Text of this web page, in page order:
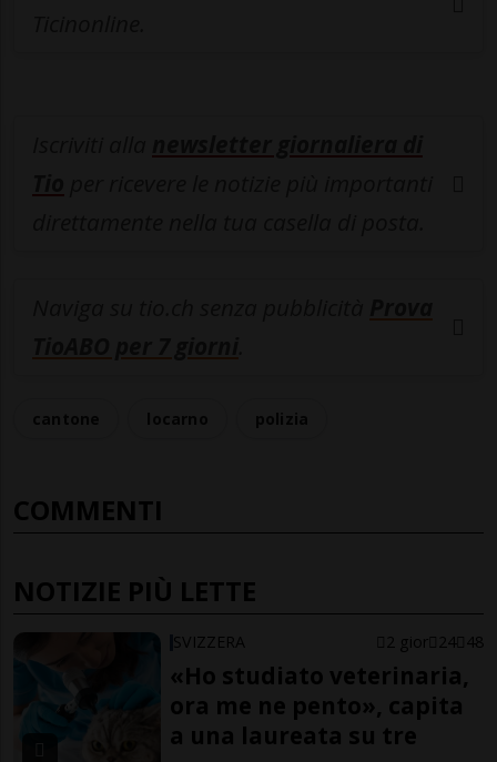
COMMENTI
NOTIZIE PIÙ LETTE
SVIZZERA 2 gior 24 48
«Ho studiato veterinaria,
ora me ne pento», capita
a una laureata su tre